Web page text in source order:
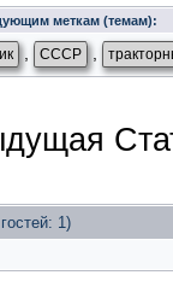
меткам (темам):
СССР
1)